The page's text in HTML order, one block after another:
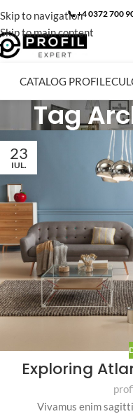
Skip to navigation
Skip to main content
📞 +4 0372 700
CATALOG PROFILE
Tag
23
IUL.
Exploring
Vivamus enim